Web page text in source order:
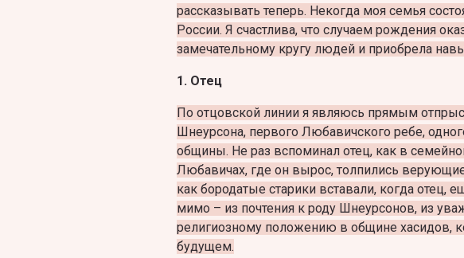
рассказывать теперь. Некогда моя семья
России. Я счастлива, что случаем рождения
замечательному кругу людей и приобрела
1. Отец
По отцовской линии я являюсь прямым
Шнеурсона, первого Любавичского ребе,
общины. Не раз вспоминал отец, как в
Любавичах, где он вырос, толпились
как бородатые старики вставали, когда отец,
мимо – из почтения к роду Шнеурсонов, из
религиозному положению в общине хасидов,
будущем.